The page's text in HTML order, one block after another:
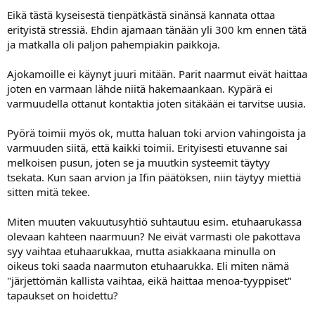
Eikä tästä kyseisestä tienpätkästä sinänsä kannata ottaa
erityistä stressiä. Ehdin ajamaan tänään yli 300 km ennen tätä
ja matkalla oli paljon pahempiakin paikkoja.
Ajokamoille ei käynyt juuri mitään. Parit naarmut eivät haittaa
joten en varmaan lähde niitä hakemaankaan. Kypärä ei
varmuudella ottanut kontaktia joten sitäkään ei tarvitse uusia.
Pyörä toimii myös ok, mutta haluan toki arvion vahingoista ja
varmuuden siitä, että kaikki toimii. Erityisesti etuvanne sai
melkoisen pusun, joten se ja muutkin systeemit täytyy
tsekata. Kun saan arvion ja Ifin päätöksen, niin täytyy miettiä
sitten mitä tekee.
Miten muuten vakuutusyhtiö suhtautuu esim. etuhaarukassa
olevaan kahteen naarmuun? Ne eivät varmasti ole pakottava
syy vaihtaa etuhaarukkaa, mutta asiakkaana minulla on
oikeus toki saada naarmuton etuhaarukka. Eli miten nämä
"järjettömän kallista vaihtaa, eikä haittaa menoa-tyyppiset"
tapaukset on hoidettu?